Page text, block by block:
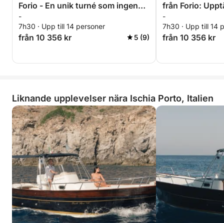
Forio - En unik turné som ingen
annan
-
7h30 · Upp till 14 personer
från 10 356 kr 5 (9)
från Forio:
-
7h30 · Upp till 14
från 10 356 kr
Liknande upplevelser nära Ischia Porto, Italien